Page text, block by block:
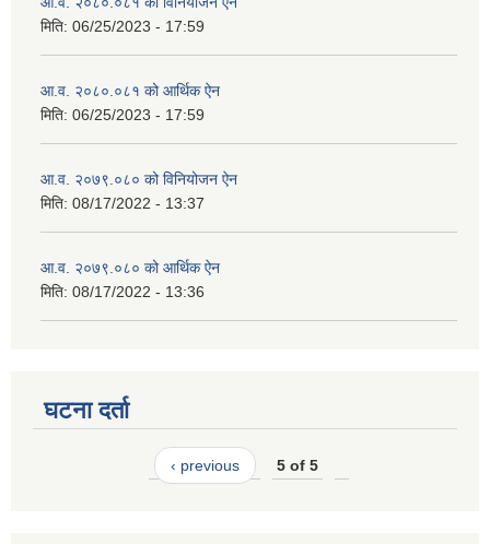
मिति: 06/25/2023 - 17:59
आ.व. २०८०.०८१ को आर्थिक ऐन
मिति: 06/25/2023 - 17:59
आ.व. २०७९.०८० को विनियोजन ऐन
मिति: 08/17/2022 - 13:37
आ.व. २०७९.०८० को आर्थिक ऐन
मिति: 08/17/2022 - 13:36
घटना दर्ता
‹ previous 5 of 5